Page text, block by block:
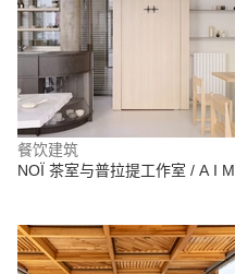
餐饮建筑
NOÏ 茶室与普拉提工作室 / A I M